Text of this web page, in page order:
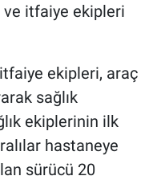
ve itfaiye ekipleri
ekipleri, araç
sağlık
ekiplerinin ilk
hastaneye
sürücü 20